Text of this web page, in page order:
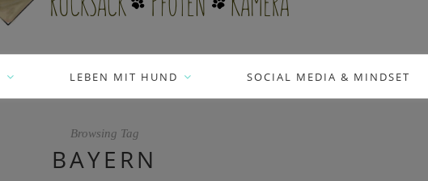
LEBEN MIT HUND SOCIAL MEDIA & MINDSET
Browsing Tag
BAYERN